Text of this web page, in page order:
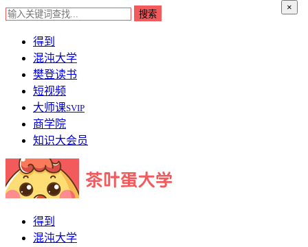
×
得到
混沌大学
樊登读书
短视频
大师课SVIP
商学院
知识大会员
得到
混沌大学